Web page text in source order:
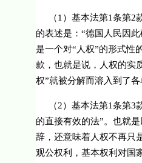
（1 ）基本法第1条第2
的表述是：“德国人民因
是一个对“人权”的形式性
款，也就是说，人权的实
权”就被分解而溶入到了各
（2）基本法第1条第3
的直接有效的法”。也就
辞，还意味着人权不再只
观公权利，基本权利对国